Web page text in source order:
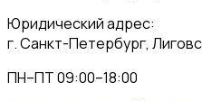
Юридический адрес:
г. Санкт-Петербург,
ПН–ПТ 09:00–18:00